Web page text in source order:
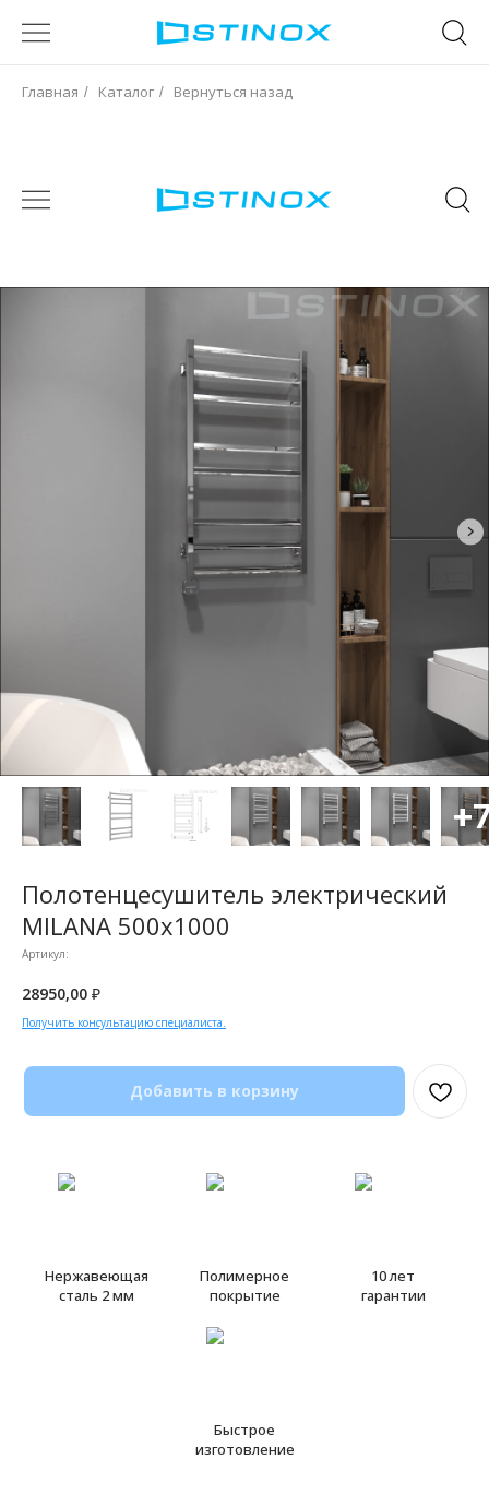
Главная / Каталог / Вернуться назад
Полотенцесушитель электрический
MILANA 500x1000
Артикул:
28950,00 ₽
Получить консультацию специалиста.
Добавить в корзину
Нержавеющая
сталь 2 мм
Полимерное
покрытие
10 лет
гарантии
Быстрое
изготовление